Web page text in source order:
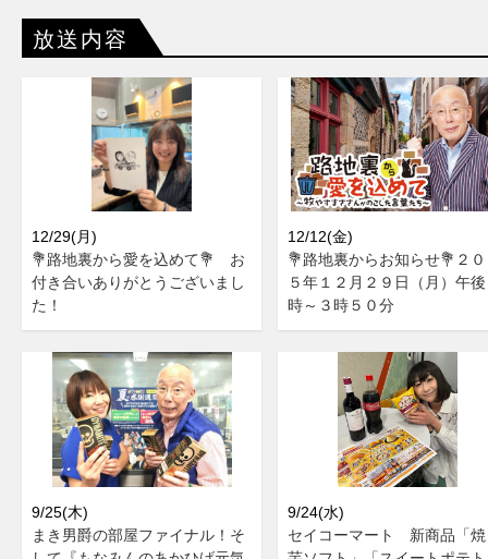
放送内容
12/29(月)
💐路地裏から愛を込めて💐 お
付き合いありがとうございまし
た！
12/12(金)
💐路地裏からお知らせ💐２
５年１２月２９日（月）午
時～３時５０分
9/25(木)
まき男爵の部屋ファイナル！そ
9/24(水)
セイコーマート 新商品「焼